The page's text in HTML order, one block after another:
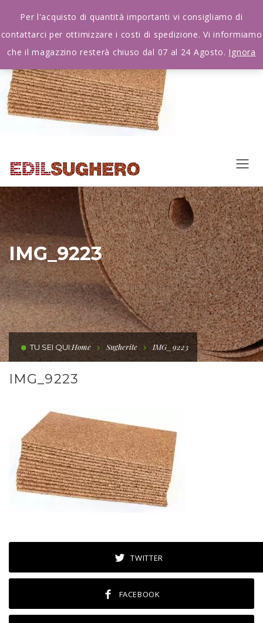
IMG_9223
TU SEI QUI:Home Sugherite IMG_9223
IMG_9223
TWITTER
FACEBOOK
Per l'acquisto di quantità importanti vi consigliamo di
contattarci per ottimizzare i costi di spedizione. Vi informiamo
che il magazzino resterà chiuso dal 07 al 24 Agosto. Ignora